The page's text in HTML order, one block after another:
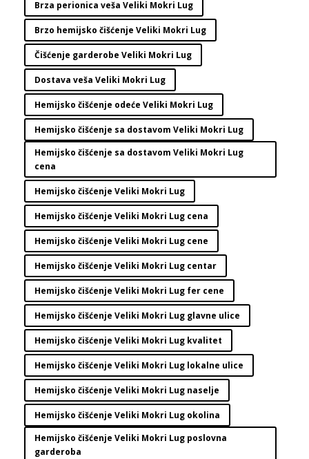
Brza perionica veša Veliki Mokri Lug
Brzo hemijsko čišćenje Veliki Mokri Lug
Čišćenje garderobe Veliki Mokri Lug
Dostava veša Veliki Mokri Lug
Hemijsko čišćenje odeće Veliki Mokri Lug
Hemijsko čišćenje sa dostavom Veliki Mokri Lug
Hemijsko čišćenje sa dostavom Veliki Mokri Lug
cena
Hemijsko čišćenje Veliki Mokri Lug
Hemijsko čišćenje Veliki Mokri Lug cena
Hemijsko čišćenje Veliki Mokri Lug cene
Hemijsko čišćenje Veliki Mokri Lug centar
Hemijsko čišćenje Veliki Mokri Lug fer cene
Hemijsko čišćenje Veliki Mokri Lug glavne ulice
Hemijsko čišćenje Veliki Mokri Lug kvalitet
Hemijsko čišćenje Veliki Mokri Lug lokalne ulice
Hemijsko čišćenje Veliki Mokri Lug naselje
Hemijsko čišćenje Veliki Mokri Lug okolina
Hemijsko čišćenje Veliki Mokri Lug poslovna
garderoba